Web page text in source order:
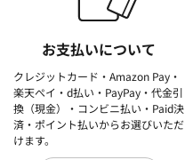
お支払いについて
クレジットカード・Amazon Pay・
楽天ぺイ・d払い・PayPay・代金引
換（現金）・コンビニ払い・Paid決
済・ポイント払いからお選びいただ
けます。